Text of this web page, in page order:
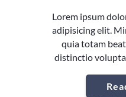
Lorem ipsum
adipisicing elit.
quia totam
distinctio